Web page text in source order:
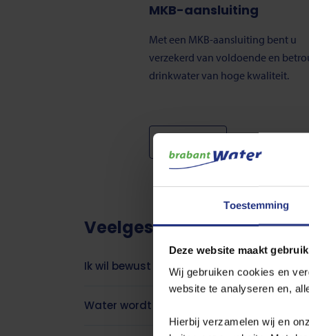
Toestemming
Deze website maakt
Wij gebruiken cookies en
website te analyseren en,
Hierbij verzamelen wij en
MKB-aansluiting
Met een MKB-aansluiting bent u
verzekerd van voldoende en
drinkwater van hoge kwaliteit.
Veelgestelde vragen
Ik wil bewust en duurzaam omgaan met
Water wordt steeds schaarser. Wat is er